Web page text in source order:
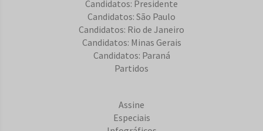
Candidatos: Presidente
Candidatos: São Paulo
Candidatos: Rio de Janeiro
Candidatos: Minas Gerais
Candidatos: Paraná
Partidos
Assine
Especiais